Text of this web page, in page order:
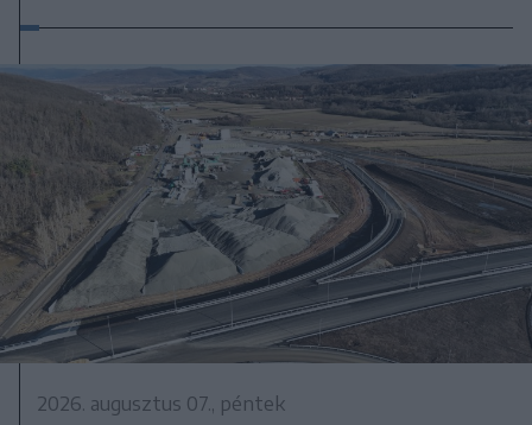
2026. augusztus 07., péntek